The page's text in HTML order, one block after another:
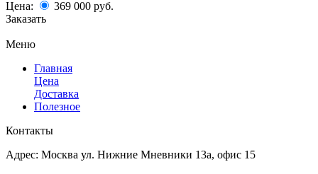
Цена: 369 000 руб.
Заказать
Меню
Главная
Цена
Доставка
Полезное
Контакты
Адрес: Москва ул. Нижние Мневники 13а, офис 15